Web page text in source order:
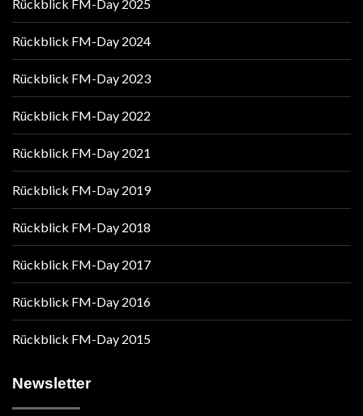
Rückblick FM-Day 2025
Rückblick FM-Day 2024
Rückblick FM-Day 2023
Rückblick FM-Day 2022
Rückblick FM-Day 2021
Rückblick FM-Day 2019
Rückblick FM-Day 2018
Rückblick FM-Day 2017
Rückblick FM-Day 2016
Rückblick FM-Day 2015
Newsletter